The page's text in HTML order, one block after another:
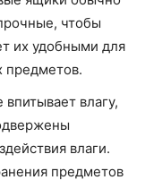
чтобы
их удобными для
предметов.
влагу,
влаги.
предметов